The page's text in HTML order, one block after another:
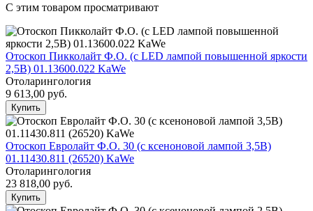
C этим товаром просматривают
Отоскоп Пикколайт Ф.О. (с LED лампой повышенной яркости
2,5В) 01.13600.022 KaWe
Отоларингология
9 613,00 руб.
Купить
Отоскоп Евролайт Ф.О. 30 (с ксеноновой лампой 3,5В)
01.11430.811 (26520) KaWe
Отоларингология
23 818,00 руб.
Купить